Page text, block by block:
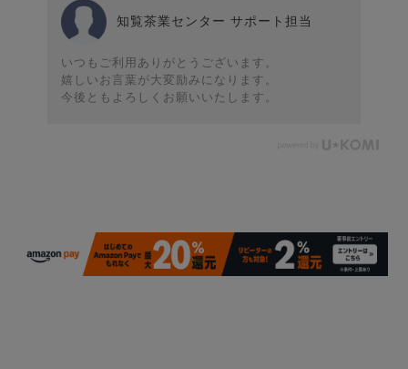
知覧茶業センター サポート担当
いつもご利用ありがとうございます。
嬉しいお言葉が大変励みになります。
今後ともよろしくお願いいたします。